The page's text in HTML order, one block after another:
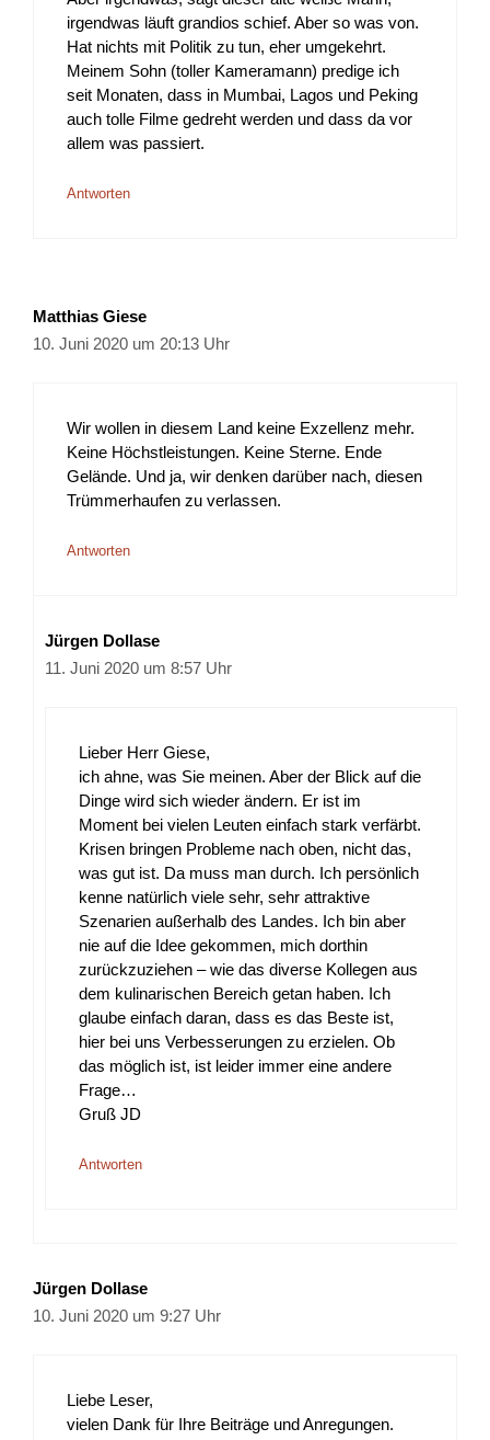
irgendwas läuft grandios schief. Aber so was von.
Hat nichts mit Politik zu tun, eher umgekehrt.
Meinem Sohn (toller Kameramann) predige ich
seit Monaten, dass in Mumbai, Lagos und Peking
auch tolle Filme gedreht werden und dass da vor
allem was passiert.
Antworten
Matthias Giese
10. Juni 2020 um 20:13 Uhr
Wir wollen in diesem Land keine Exzellenz mehr.
Keine Höchstleistungen. Keine Sterne. Ende
Gelände. Und ja, wir denken darüber nach, diesen
Trümmerhaufen zu verlassen.
Antworten
Jürgen Dollase
11. Juni 2020 um 8:57 Uhr
Lieber Herr Giese,
ich ahne, was Sie meinen. Aber der Blick auf die
Dinge wird sich wieder ändern. Er ist im
Moment bei vielen Leuten einfach stark verfärbt.
Krisen bringen Probleme nach oben, nicht das,
was gut ist. Da muss man durch. Ich persönlich
kenne natürlich viele sehr, sehr attraktive
Szenarien außerhalb des Landes. Ich bin aber
nie auf die Idee gekommen, mich dorthin
zurückzuziehen – wie das diverse Kollegen aus
dem kulinarischen Bereich getan haben. Ich
glaube einfach daran, dass es das Beste ist,
hier bei uns Verbesserungen zu erzielen. Ob
das möglich ist, ist leider immer eine andere
Frage…
Gruß JD
Antworten
Jürgen Dollase
10. Juni 2020 um 9:27 Uhr
Liebe Leser,
vielen Dank für Ihre Beiträge und Anregungen.